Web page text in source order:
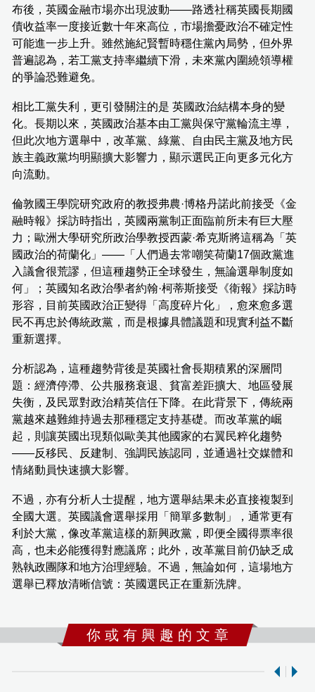
布後，英國金融市場亦出現波動——路透社稱英國長期國
債收益率一度接近數十年來高位，市場擔憂政治不確定性
可能進一步上升。雖然施紀賢暫時穩住黨內局勢，但外界
普遍認為，若工黨支持率繼續下滑，未來黨內圍繞領導權
的爭論恐難避免。
相比工黨失利，更引發關注的是 英國政治結構本身的變
化。長期以來，英國政治基本由工黨與保守黨輪流主導，
但此次地方選舉中，改革黨、綠黨、自由民主黨及地方民
族主義政黨均明顯擴大影響力，顯示選民正向更多元化方
向流動。
倫敦國王學院研究政府的教授弗農·博格丹諾此前接受《金
融時報》採訪時指出，英國兩黨制正面臨前所未有巨大壓
力；歐洲大學研究所政治學教授西蒙·希克斯將這稱為「英
國政治的荷蘭化」——「人們過去常嘲笑荷蘭17個政黨進
入議會很荒謬，但這種趨勢正全球發生，無論選舉制度如
何」；英國知名政治學者約翰·柯蒂斯接受《衛報》採訪時
形容，目前英國政治正變得「高度碎片化」，愈來愈多選
民不再忠於傳統政黨，而是根據具體議題和現實利益不斷
重新選擇。
分析認為，這種趨勢背後是英國社會長期積累的深層問
題：經濟停滯、公共服務衰退、貧富差距擴大、地區發展
失衡，及民眾對政治精英信任下降。在此背景下，傳統兩
黨越來越難維持過去那種穩定支持基礎。而改革黨的崛
起，則讓英國出現類似歐美其他國家的右翼民粹化趨勢
——反移民、反建制、強調民族認同，並通過社交媒體和
情緒動員快速擴大影響。
不過，亦有分析人士提醒，地方選舉結果未必直接複製到
全國大選。英國議會選舉採用「簡單多數制」，通常更有
利於大黨，像改革黨這樣的新興政黨，即便全國得票率很
高，也未必能獲得對應議席；此外，改革黨目前仍缺乏成
熟執政團隊和地方治理經驗。不過，無論如何，這場地方
選舉已釋放清晰信號：英國選民正在重新洗牌。
你 或 有 興 趣 的 文 章